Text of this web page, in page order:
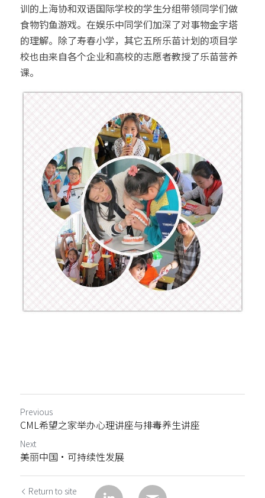
训的上海协和双语国际学校的学生分组带领同学们做
食物钓鱼游戏。在娱乐中同学们加深了对事物金字塔
的理解。除了寿春小学，其它五所乐苗计划的项目学
校也由来自各个企业和高校的志愿者教授了乐苗营养
课。
Previous
CML希望之家举办心理讲座与排毒养生讲座
Next
美丽中国•可持续性发展
Return to site